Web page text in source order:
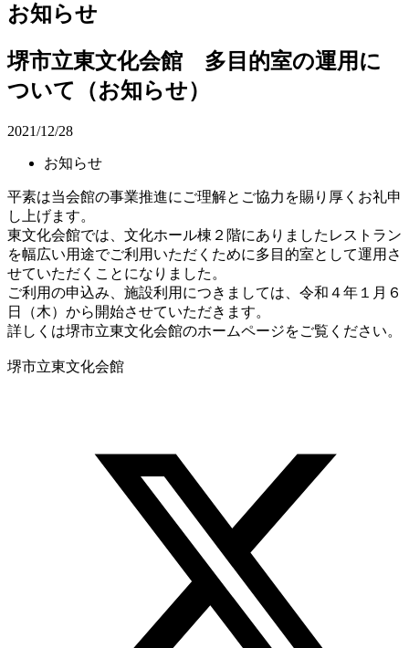
お知らせ
堺市立東文化会館 多目的室の運用に
ついて（お知らせ）
2021/12/28
お知らせ
平素は当会館の事業推進にご理解とご協力を賜り厚くお礼申
し上げます。
東文化会館では、文化ホール棟２階にありましたレストラン
を幅広い用途でご利用いただくために多目的室として運用さ
せていただくことになりました。
ご利用の申込み、施設利用につきましては、令和４年１月６
日（木）から開始させていただきます。
詳しくは堺市立東文化会館のホームページをご覧ください。
堺市立東文化会館